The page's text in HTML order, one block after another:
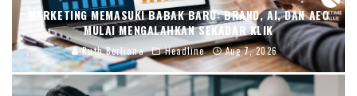
MARKETING MEMASUKI BABAK BARU: BRAND, AI, DAN AEO
MULAI MENGALAHKAN SEKADAR KLIK
Ruth Berliana Headline Aug 7, 2026